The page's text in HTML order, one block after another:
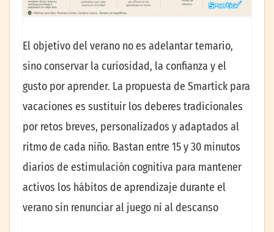
El objetivo del verano no es adelantar temario,
sino conservar la curiosidad, la confianza y el
gusto por aprender. La propuesta de Smartick para
vacaciones es sustituir los deberes tradicionales
por retos breves, personalizados y adaptados al
ritmo de cada niño. Bastan entre 15 y 30 minutos
diarios de estimulación cognitiva para mantener
activos los hábitos de aprendizaje durante el
verano sin renunciar al juego ni al descanso